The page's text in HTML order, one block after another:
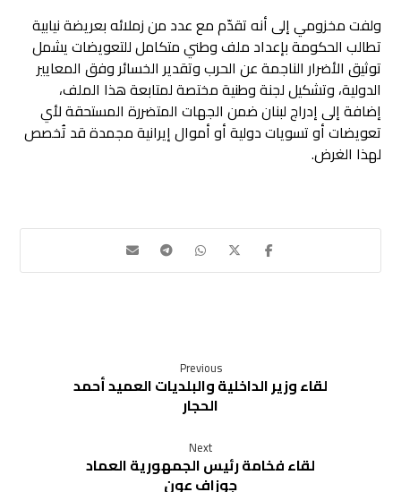
ولفت مخزومي إلى أنه تقدّم مع عدد من زملائه بعريضة نيابية
تطالب الحكومة بإعداد ملف وطني متكامل للتعويضات يشمل
توثيق الأضرار الناجمة عن الحرب وتقدير الخسائر وفق المعايير
الدولية، وتشكيل لجنة وطنية مختصة لمتابعة هذا الملف،
إضافة إلى إدراج لبنان ضمن الجهات المتضررة المستحقة لأي
تعويضات أو تسويات دولية أو أموال إيرانية مجمدة قد تُخصص
لهذا الغرض.
Previous
لقاء وزير الداخلية والبلديات العميد أحمد
الحجار
Next
لقاء فخامة رئيس الجمهورية العماد
جوزاف عون